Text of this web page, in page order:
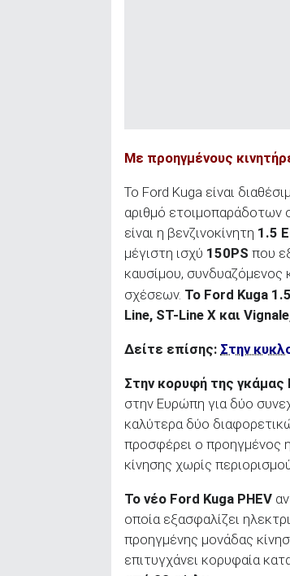
Με προηγμένους
Το Ford Kuga είναι
αριθμό ετοιμοπαράδοτων
είναι η βενζινοκίνητη 1.5
μέγιστη ισχύ 150PS που
καυσίμου, συνδυαζόμενος
σχέσεων. Το Ford Kuga
Line, ST-Line X και
Δείτε επίσης: Στην
Στην κορυφή της γκάμας
στην Ευρώπη για δύο
καλύτερα δύο
προσφέρει ο προηγμένος
κίνησης χωρίς
To νέο Ford Kuga PHEV
οποία εξασφαλίζει
προηγμένης μονάδας
επιτυγχάνει κορυφαία